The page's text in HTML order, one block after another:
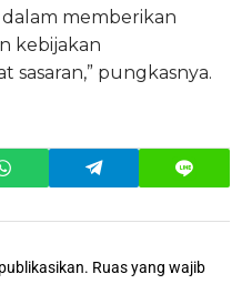
memberikan
kebijakan
pungkasnya.
Ruas yang wajib